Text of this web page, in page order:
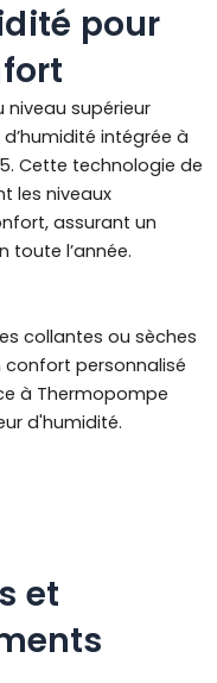
pour
niveau supérieur
intégrée à
Cette technologie de
les niveaux
assurant un
toute l’année.
collantes ou sèches
confort personnalisé
à Thermopompe
d'humidité.
et